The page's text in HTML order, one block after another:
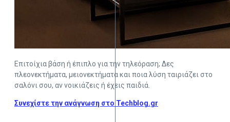
Επιτοίχια βάση ή έπιπλο για την τηλεόραση; Δες
πλεονεκτήματα, μειονεκτήματα και ποια λύση ταιριάζει στο
σαλόνι σου, αν νοικιάζεις ή έχεις παιδιά.
Συνεχίστε την ανάγνωση στο Techblog.gr